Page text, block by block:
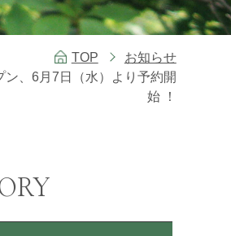
TOP
お知らせ
ン、6月7日（水）より予約開
始 ！